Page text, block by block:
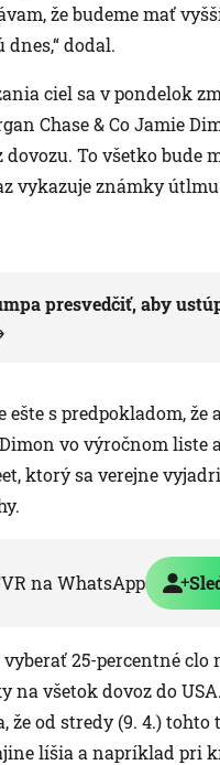
že budeme mať
dodal.
ciel sa v pondelok
Chase & Co Jamie
To všetko bude
vykazuje známky
presvedčiť, aby
ešte s predpokladom,
vo výročnom liste
ktorý sa verejne
na WhatsApp
25-percentné clo
na všetok dovoz do
od stredy (9. 4.)
líšia a napríklad pri